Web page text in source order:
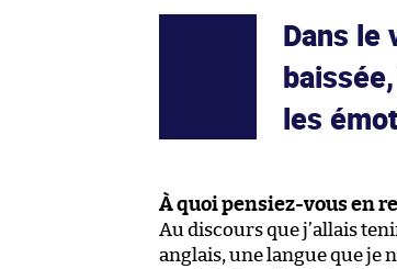
Dans le
les
À quoi pensiez-vous en
Au discours que j’allais
anglais, une langue que je